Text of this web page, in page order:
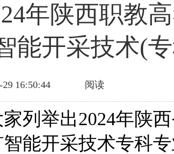
年陕西职教
能开采技术(
29 16:50:44 阅读
列举出2024年陕
能开采技术专科